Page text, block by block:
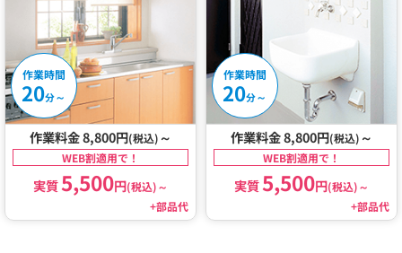
作業時間
20分～
作業料金 8,800円(税込) ～
WEB割適用で！
実質5,500円(税込)～
+部品代
作業時間
20分～
作業料金 8,800円(税込) ～
WEB割適用で！
実質5,500円(税込)～
+部品代